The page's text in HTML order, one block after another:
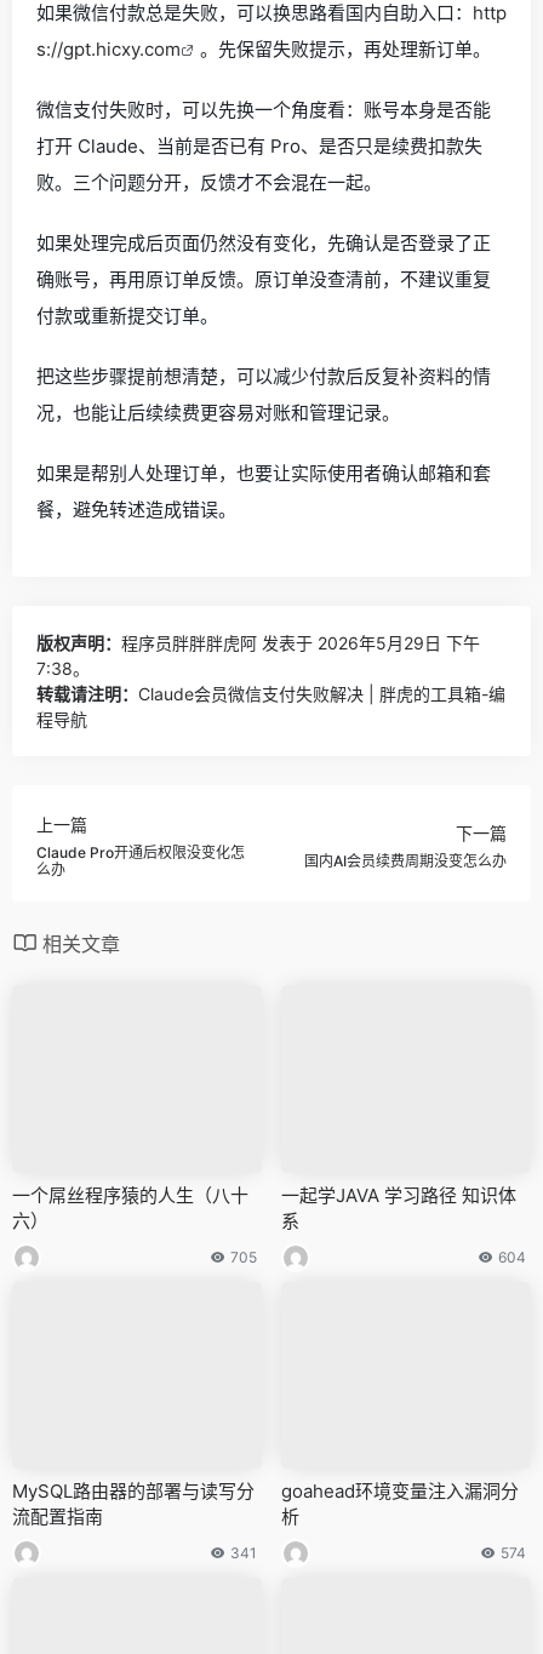
如果微信付款总是失败，可以换思路看国内自助入口： http
s://gpt.hicxy.com
。先保留失败提示，再处理新订单。
微信支付失败时，可以先换一个角度看：账号本身是否能
打开 Claude、当前是否已有 Pro、是否只是续费扣款失
败。三个问题分开，反馈才不会混在一起。
如果处理完成后页面仍然没有变化，先确认是否登录了正
确账号，再用原订单反馈。原订单没查清前，不建议重复
付款或重新提交订单。
把这些步骤提前想清楚，可以减少付款后反复补资料的情
况，也能让后续续费更容易对账和管理记录。
如果是帮别人处理订单，也要让实际使用者确认邮箱和套
餐，避免转述造成错误。
版权声明： 程序员胖胖胖虎阿 发表于 2026年5月29日 下午
7:38。
转载请注明： Claude会员微信支付失败解决 | 胖虎的工具箱-编
程导航
上一篇
Claude Pro开通后权限没变化怎
么办
下一篇
国内AI会员续费周期没变怎么办
相关文章
一个屌丝程序猿的人生（八十
六）
705
一起学JAVA 学习路径 知识体
系
604
MySQL路由器的部署与读写分
流配置指南
341
goahead环境变量注入漏洞分
析
574